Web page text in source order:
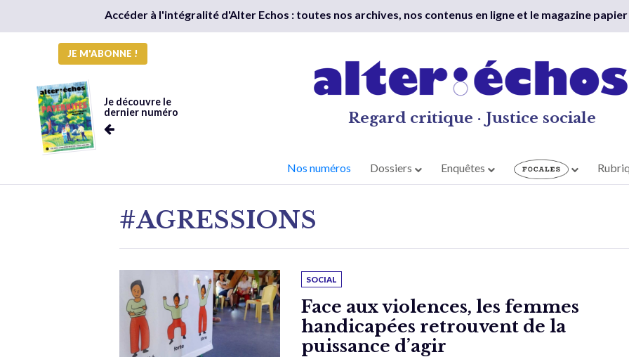
Accéder à l'intégralité d'Alter Echos : toutes nos archives, nos contenus en ligne et le magazine papier
JE M'ABONNE !
Je découvre le
dernier numéro
Regard critique · Justice sociale
Nos numéros Dossiers Enquêtes
#AGRESSIONS
SOCIAL
Face aux violences, les femmes
handicapées retrouvent de la
puissance d’agir